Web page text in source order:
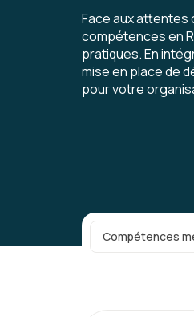
Face aux attentes
compétences en
pratiques. En
mise en place de
pour votre
Catégorie
Compétences